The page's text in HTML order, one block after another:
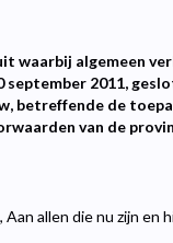
waarbij algemeen
september 2011,
betreffende de
van de
allen die nu zijn en